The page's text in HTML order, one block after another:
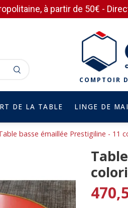
à partir de 50€ -
COMPTOIR
DE LA TABLE LINGE DE
basse émaillée Prestigiline - 11